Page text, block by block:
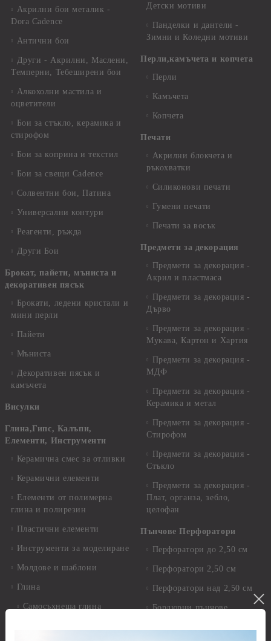
Акрилни бои металик -
Dora Cadence
Антични бои
Други - Акрилни, Маслени,
Темперни, Тебеширени бои
Алкохолни мастила и
оцветители
Бои за стъкло, керамика и
стирофом
Бои за коприна и текстил
Бои за свещи Cadence
Солвентни бои, Патина
Универсални контури
Реагенти, ръжда
Други Бои
Брокат, пайети, мъниста и
декоративен пясък
Брокати, ледени кристали и
мини перли
Пайети
Мъниста
Декоративен пясък и
камъчета
Висулки
Глина,Гипс, Калъпи,
Елементи, Инструменти
Керамична смес за отливки
Керамични елементи
Елементи от полимерна
глина и полирезин
Пластични елементи
Инструменти за моделиране
Молдове и шаблони
Глина
Самосъхнеща глина
Детски мотиви
Панделки и дантели -
Зимни и Коледни мотиви
Перли,камъчета и копчета
Перли
Камъчета
Копчета
Печати
Акрилни блокчета и
ръкохватки
Силиконови печати
Гумени печати
Печати за восък
Предмети за декорация
Предмети за декорация -
Акрил и пластмаса
Предмети за декорация -
Дърво
Предмети за декорация -
Мукава, Картон и Хартия
Предмети за декорация -
МДФ
Предмети за декорация -
Керамика и метал
Предмети за декорация -
Стирофом
Предмети за декорация -
Стъкло
Предмети за декорация -
Плат, органза, зебло,
целофан
Пънчове Перфоратори
Перфоратори до 2,50 см
Перфоратори 2,50 см
Перфоратори над 2,50 см
Бордюрни пънчове